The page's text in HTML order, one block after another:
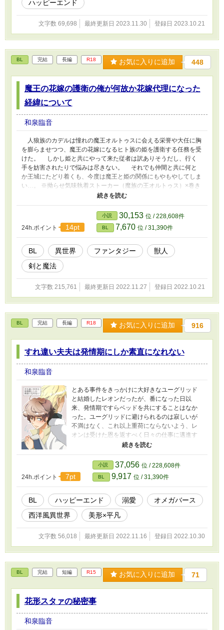
ハッピーエンド
文字数 69,698 最終更新日 2023.11.30 登録日 2023.10.21
BL 完結 長編 R18 お気に入りに追加 448
魔王の花嫁の護衛の俺が何故か花嫁代理になった
経緯について
和泉臨音
人狼族のカデルは憧れの魔王オルトゥスに会える栄誉や大任に胸
を膨らませつつ、魔王の花嫁になるヒト族の姫を護衛する任務を受
けた。 しかし姫と共にやって来た従者は訳ありそうだし、行く
手を妨害されたりで悩みは尽きない。 それでも仲間と共に何と
か王城にたどり着くも、今度は魔王と姫の関係にもやもやしてしま
い…。 ※拗らせ気味執着ストーカー（魔族の王オルトゥス）×巻き
込まれ属性を跳ね返すポジティブ（人狼カデル）の話。 ※ちゃん
ません（糖度低めです） ※戦闘シーンがありますので苦手な方は
ご注意ください。 ※本編121話完結しました。
24h.ポイント
14pt
小説 30,153 位 / 228,608件
BL 7,670 位 / 31,390件
BL 異世界 ファンタジー
獣人
剣と魔法
文字数 215,761 最終更新日 2022.11.27 登録日 2022.10.21
BL 完結 長編 R18 お気に入りに追加 916
すれ違い夫夫は発情期にしか素直になれない
和泉臨音
とある事件をきっかけに大好きなユーグリッド
と結婚したレオンだったが、番になった日以
来、発情期ですらベッドを共にすることはなか
った。ユーグリッドに避けられるのは寂しいが
不満はなく、これ以上重荷にならないよう、レ
オンは受けた恩を返すべく日々の仕事に邁進す
る。一方、レオンに軽蔑され嫌われていると思
に、記憶に残らないようにレオンを避け続けて
いるのだった。 お互いに嫌われていると誤解し
て、すれ違う番の話。 ＝＝＝＝＝＝＝＝＝＝＝
＝＝＝＝＝＝＝＝ 美形侯爵長男α×平凡平民Ω。
本編24話完結。それ以降は番外編です。 オメガ
バース設定ですが独自設定もあるのでこの世界
のオメガバースはそうなんだな、と思っていた
24h.ポイント 7pt
小説 37,056 位 / 228,608件
BL 9,917 位 / 31,390件
BL ハッピーエンド 溺愛
オメガバース
西洋風異世界
美形×平凡
文字数 56,018 最終更新日 2022.11.16 登録日 2022.10.30
BL 完結 短編 R15 お気に入りに追加 71
花形スタァの秘密事
和泉臨音